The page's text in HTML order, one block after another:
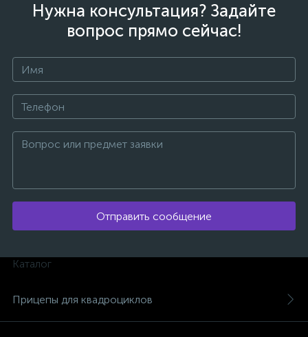
Нужна консультация? Задайте
вопрос прямо сейчас!
Отправить сообщение
Каталог
Прицепы для квадроциклов